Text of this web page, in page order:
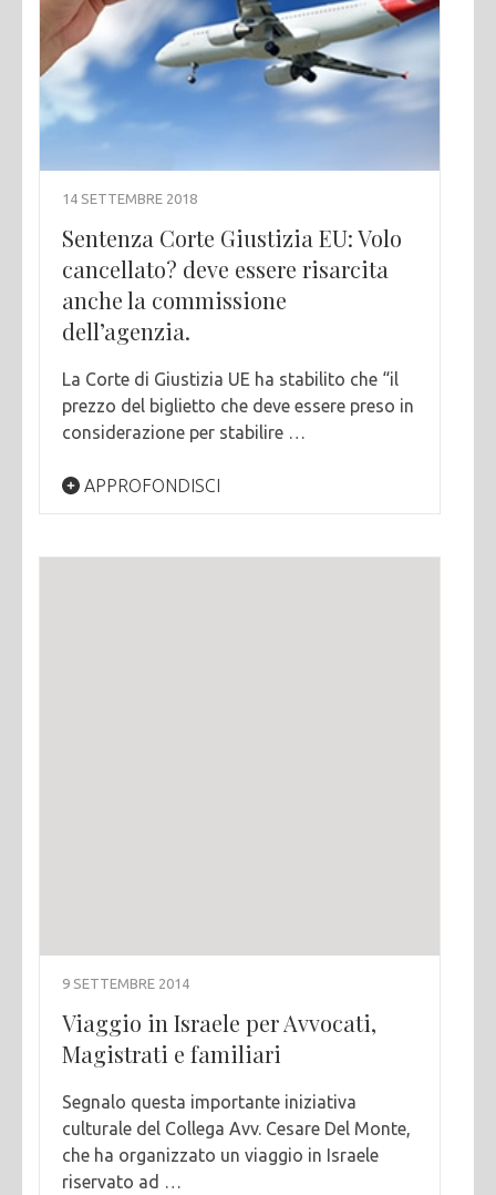
14 SETTEMBRE 2018
Sentenza Corte Giustizia EU: Volo
cancellato? deve essere risarcita
anche la commissione
dell’agenzia.
La Corte di Giustizia UE ha stabilito che “il
prezzo del biglietto che deve essere preso in
considerazione per stabilire …
APPROFONDISCI
9 SETTEMBRE 2014
Viaggio in Israele per Avvocati,
Magistrati e familiari
Segnalo questa importante iniziativa
culturale del Collega Avv. Cesare Del Monte,
che ha organizzato un viaggio in Israele
riservato ad …